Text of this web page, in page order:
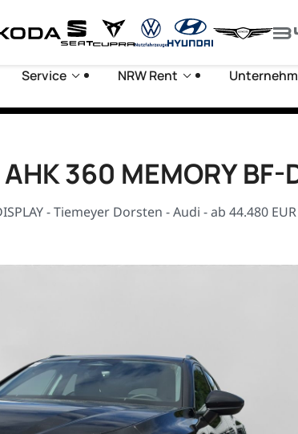
Service NRW Rent
360 MEMORY BF-
- Tiemeyer Dorsten - Audi - ab 44.480 EUR